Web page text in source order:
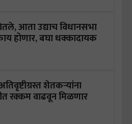
आता उद्याच विधानसभा
होणार, बघा धक्कादायक
शेतकर्‍यांना
रक्कम वाढवून मिळणार